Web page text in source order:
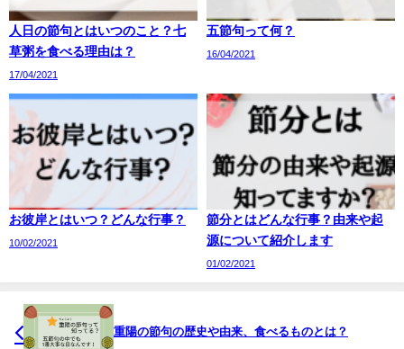
人日の節句とはいつのこと？七
草粥を食べる理由は？
17/04/2021
五節句って何？
16/04/2021
お彼岸とはいつ？どんな行事？
10/02/2021
節分とはどんな行事？由来や起
源について紹介します
01/02/2021
重陽の節句の歴史や由来、食べるものとは？